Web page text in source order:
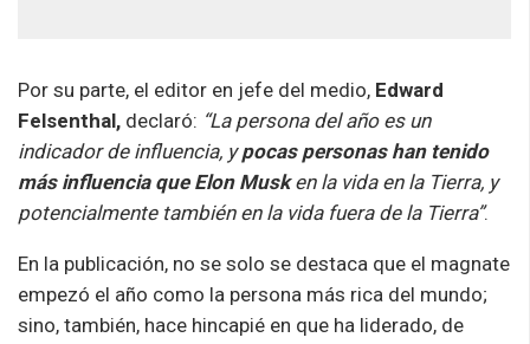
Por su parte, el editor en jefe del medio, Edward
Felsenthal, declaró: “La persona del año es un
indicador de influencia, ypocas personas han tenido
más influencia que Elon Musken la vida en la Tierra, y
potencialmente también en la vida fuera de la Tierra”.
En la publicación, no se solo se destaca que el magnate
empezó el año como la persona más rica del mundo;
sino, también, hace hincapié en que ha liderado, de